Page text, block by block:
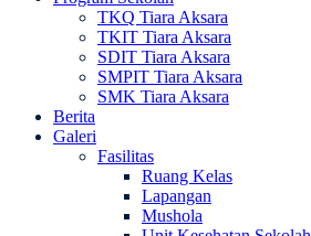
TKQ Tiara Aksara
TKIT Tiara Aksara
SDIT Tiara Aksara
SMPIT Tiara Aksara
SMK Tiara Aksara
Berita
Galeri
Fasilitas
Ruang Kelas
Lapangan
Mushola